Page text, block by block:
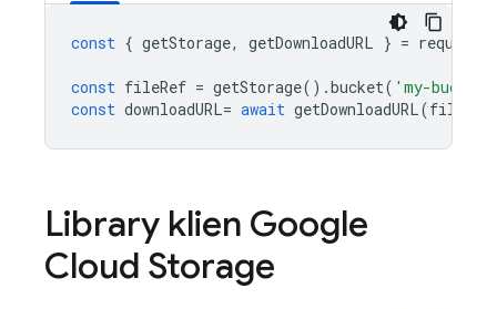
const { getStorage, getDownloadURL } = require
const fileRef = getStorage().bucket( 'my-bucket'
const downloadURL= await getDownloadURL(fileRef
Library klien Google
Cloud Storage